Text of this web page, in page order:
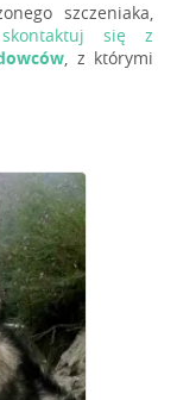
szczeniaka,
się z
, z którymi